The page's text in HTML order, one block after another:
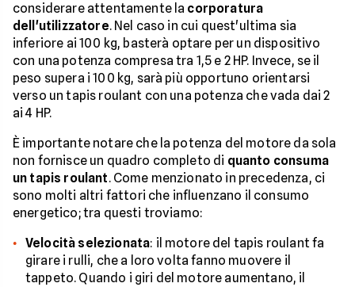
considerare attentamente la corporatura
dell'utilizzatore. Nel caso in cui quest'ultima sia
inferiore ai 100 kg, basterà optare per un dispositivo
con una potenza compresa tra 1,5 e 2 HP. Invece, se il
peso supera i 100 kg, sarà più opportuno orientarsi
verso un tapis roulant con una potenza che vada dai 2
ai 4 HP.
È importante notare che la potenza del motore da sola
non fornisce un quadro completo di quanto consuma
un tapis roulant. Come menzionato in precedenza, ci
sono molti altri fattori che influenzano il consumo
energetico; tra questi troviamo:
Velocità selezionata: il motore del tapis roulant fa
girare i rulli, che a loro volta fanno muovere il
tappeto. Quando i giri del motore aumentano, il